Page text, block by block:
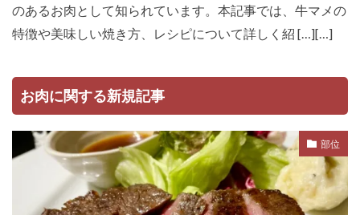
のあるお肉として知られています。本記事では、牛マメの
特徴や美味しい焼き方、レシピについて詳しく紹 […][…]
お肉に関する新規記事
部位